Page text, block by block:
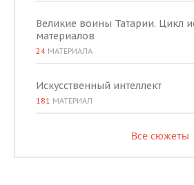
Великие воины Татарии. Цикл
материалов
24 МАТЕРИАЛА
Искусственный интеллект
181 МАТЕРИАЛ
Все сюжеты